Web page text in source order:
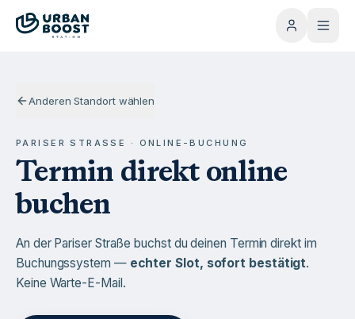
Anderen Standort wählen
PARISER STRASSE · ONLINE-BUCHUNG
Termin direkt online
buchen
An der Pariser Straße buchst du deinen Termin direkt im
Buchungssystem — echter Slot, sofort bestätigt.
Keine Warte-E-Mail.